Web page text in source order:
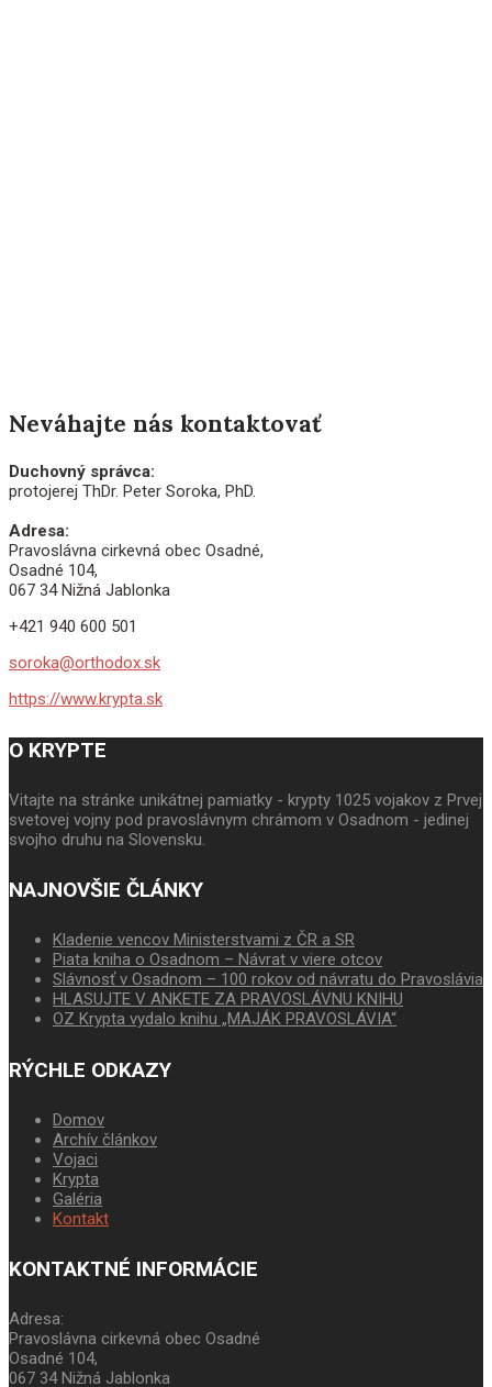
Neváhajte nás kontaktovať
Duchovný správca:
protojerej ThDr. Peter Soroka, PhD.
Adresa:
Pravoslávna cirkevná obec Osadné,
Osadné 104,
067 34 Nižná Jablonka
+421 940 600 501
soroka@orthodox.sk
https://www.krypta.sk
O KRYPTE
Vitajte na stránke unikátnej pamiatky - krypty 1025 vojakov z Prvej
svetovej vojny pod pravoslávnym chrámom v Osadnom - jedinej
svojho druhu na Slovensku.
NAJNOVŠIE ČLÁNKY
Kladenie vencov Ministerstvami z ČR a SR
Piata kniha o Osadnom – Návrat v viere otcov
Slávnosť v Osadnom – 100 rokov od návratu do Pravoslávia
HLASUJTE V ANKETE ZA PRAVOSLÁVNU KNIHU
OZ Krypta vydalo knihu „MAJÁK PRAVOSLÁVIA“
RÝCHLE ODKAZY
Domov
Archív článkov
Vojaci
Krypta
Galéria
Kontakt
KONTAKTNÉ INFORMÁCIE
Adresa:
Pravoslávna cirkevná obec Osadné
Osadné 104,
067 34 Nižná Jablonka